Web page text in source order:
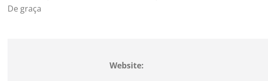
De graça
Website: